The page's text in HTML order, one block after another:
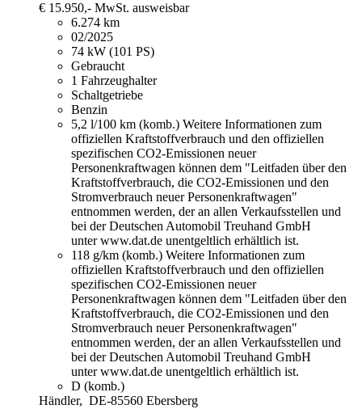
€ 15.950,- MwSt. ausweisbar
6.274 km
02/2025
74 kW (101 PS)
Gebraucht
1 Fahrzeughalter
Schaltgetriebe
Benzin
5,2 l/100 km (komb.) Weitere Informationen zum
offiziellen Kraftstoffverbrauch und den offiziellen
spezifischen CO2-Emissionen neuer
Personenkraftwagen können dem "Leitfaden über den
Kraftstoffverbrauch, die CO2-Emissionen und den
Stromverbrauch neuer Personenkraftwagen"
entnommen werden, der an allen Verkaufsstellen und
bei der Deutschen Automobil Treuhand GmbH
unter www.dat.de unentgeltlich erhältlich ist.
118 g/km (komb.) Weitere Informationen zum
offiziellen Kraftstoffverbrauch und den offiziellen
spezifischen CO2-Emissionen neuer
Personenkraftwagen können dem "Leitfaden über den
Kraftstoffverbrauch, die CO2-Emissionen und den
Stromverbrauch neuer Personenkraftwagen"
entnommen werden, der an allen Verkaufsstellen und
bei der Deutschen Automobil Treuhand GmbH
unter www.dat.de unentgeltlich erhältlich ist.
D (komb.)
Händler, DE-85560 Ebersberg